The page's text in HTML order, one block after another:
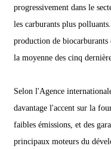
progressivement dans le
les carburants plus
production de
la moyenne des cinq
Selon l'Agence
davantage l'accent sur la
faibles émissions, et des
principaux moteurs du